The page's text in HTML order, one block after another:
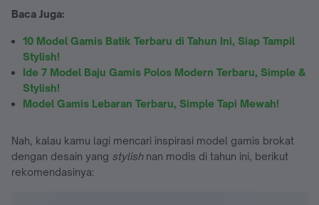
Baca Juga:
10 Model Gamis Batik Terbaru di Tahun Ini, Siap Tampil
Stylish!
Ide 7 Model Baju Gamis Polos Modern Terbaru, Simple &
Stylish!
Model Gamis Lebaran Terbaru, Simple Tapi Mewah!
Nah, kalau kamu lagi mencari inspirasi model gamis brokat
dengan desain yang stylish nan modis di tahun ini, berikut
rekomendasinya: